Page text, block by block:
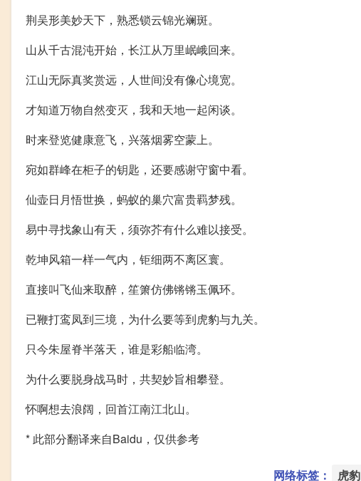
荆吴形美妙天下，熟悉锁云锦光斓斑。
山从千古混沌开始，长江从万里岷峨回来。
江山无际真奖赏远，人世间没有像心境宽。
才知道万物自然变灭，我和天地一起闲谈。
时来登览健康意飞，兴落烟雾空蒙上。
宛如群峰在柜子的钥匙，还要感谢守窗中看。
仙壶日月悟世换，蚂蚁的巢穴富贵羁梦残。
易中寻找象山有天，须弥芥有什么难以接受。
乾坤风箱一样一气内，钜细两不离区寰。
直接叫飞仙来取醉，笙箫仿佛锵锵玉佩环。
已鞭打鸾凤到三境，为什么要等到虎豹与九关。
只今朱屋脊半落天，谁是彩船临湾。
为什么要脱身战马时，共契妙旨相攀登。
怀啊想去浪阔，回首江南江北山。
* 此部分翻译来自Baidu，仅供参考
网络标签： 虎豹